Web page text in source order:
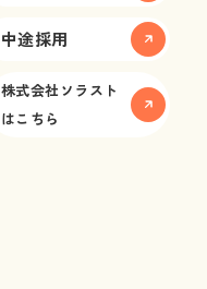
中途採用
株式会社ソラスト
はこちら